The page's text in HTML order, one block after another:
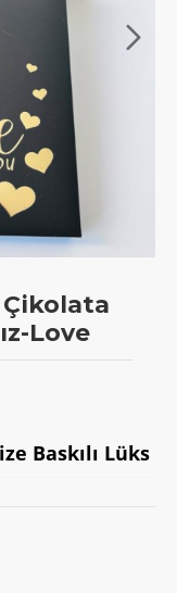
Love
Baskılı Lüks
x 38 mm x 25